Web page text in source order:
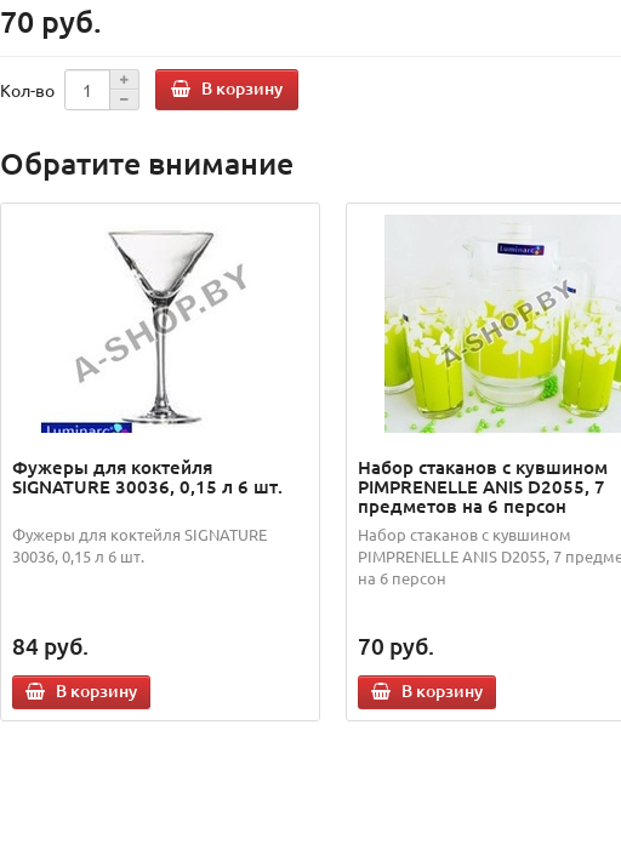
70 руб.
Кол-во В корзину
Обратите внимание
Фужеры для коктейля
SIGNATURE 30036, 0,15 л 6 шт.
Фужеры для коктейля SIGNATURE
30036, 0,15 л 6 шт.
84 руб.
В корзину
Набор стаканов с кувшином
PIMPRENELLE ANIS D2055, 7
предметов на 6 персон
Набор стаканов с кувшином
PIMPRENELLE ANIS D2055, 7
на 6 персон
70 руб.
В корзину